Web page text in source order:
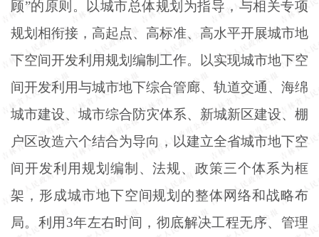
顾”的原则。以城市总体规划为指导，与相关专项
规划相衔接，高起点、高标准、高水平开展城市地
下空间开发利用规划编制工作。以实现城市地下空
间开发利用与城市地下综合管廊、轨道交通、海绵
城市建设、城市综合防灾体系、新城新区建设、棚
户区改造六个结合为导向，以建立全省城市地下空
间开发利用规划编制、法规、政策三个体系为框
架，形成城市地下空间规划的整体网络和战略布
局。利用3年左右时间，彻底解决工程无序、管理